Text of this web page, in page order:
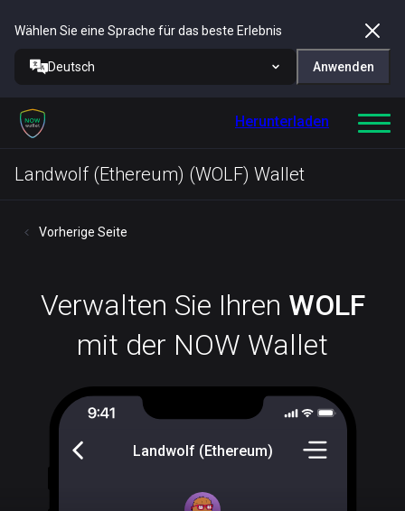
Wählen Sie eine Sprache für das beste Erlebnis
Deutsch Anwenden
Herunterladen
Landwolf (Ethereum) (WOLF) Wallet
Vorherige Seite
Verwalten Sie Ihren WOLF
mit der NOW Wallet
Landwolf (Ethereum)